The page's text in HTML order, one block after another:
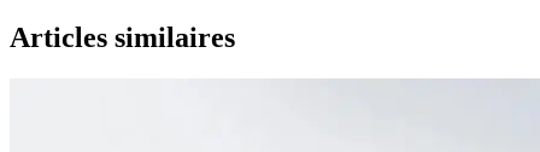
Articles similaires